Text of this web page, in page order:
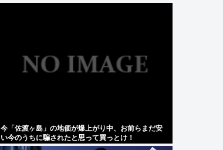
今「佐渡ヶ島」の地価が爆上がり中、お前らまだ安
い今のうちに騙されたと思って買っとけ！